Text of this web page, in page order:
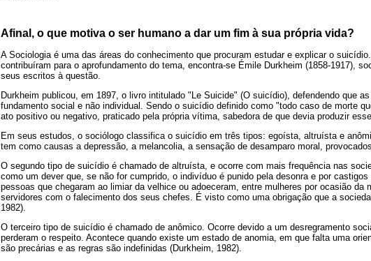
Afinal, o que motiva o ser humano a dar um fim à sua própria vida?
A Sociologia é uma das áreas do conhecimento que procuram estudar e explicar o
contribuíram para o aprofundamento do tema, encontra-se Émile Durkheim (1858-1917),
seus escritos à questão.
Durkheim publicou, em 1897, o livro intitulado "Le Suicide" (O suicídio), defendendo que
fundamento social e não individual. Sendo o suicídio definido como "todo caso de morte
ato positivo ou negativo, praticado pela própria vítima, sabedora de que devia produzir
Em seus estudos, o sociólogo classifica o suicídio em três tipos: egoísta, altruísta e
tem como causas a depressão, a melancolia, a sensação de desamparo moral,
O segundo tipo de suicídio é chamado de altruísta, e ocorre com mais frequência nas
como um dever que, se não for cumprido, o indivíduo é punido pela desonra e por
pessoas que chegaram ao limiar da velhice ou adoeceram, entre mulheres por ocasião da
servidores com o falecimento dos seus chefes. É visto como uma obrigação que a
1982).
O terceiro tipo de suicídio é chamado de anômico. Ocorre devido a um desregramento
perderam o respeito. Acontece quando existe um estado de anomia, em que falta uma
são precárias e as regras são indefinidas (Durkheim, 1982).